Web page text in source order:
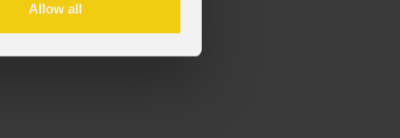
Allow all